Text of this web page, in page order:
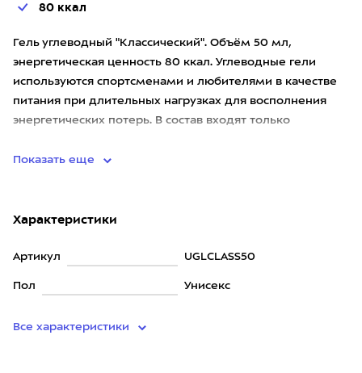
80 ккал
Гель углеводный "Классический". Объём 50 мл,
энергетическая ценность 80 ккал. Углеводные гели
используются спортсменами и любителями в качестве
питания при длительных нагрузках для восполнения
энергетических потерь. В состав входят только
Показать еще
Характеристики
Артикул UGLCLASS50
Пол Унисекс
Все характеристики